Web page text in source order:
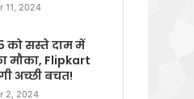
11, 2024
को सस्ते दाम में
मौका, Flipkart
अच्छी बचत!
2, 2024